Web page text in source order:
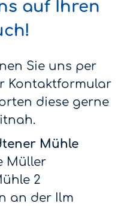
auf Ihren
Sie uns per
Kontaktformular
diese gerne
Mühle
Müller
2
an der Ilm